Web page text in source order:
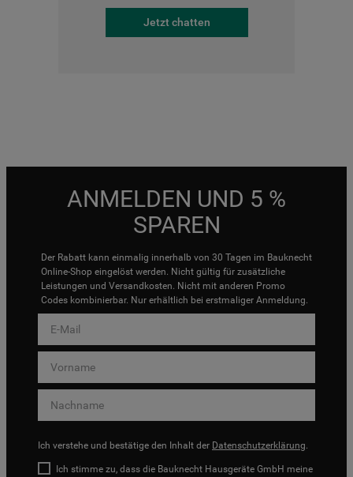
Jetzt chatten
ANMELDEN UND 5 %
SPAREN
Der Rabatt kann einmalig innerhalb von 30 Tagen im Bauknecht
Online-Shop eingelöst werden. Nicht gültig für zusätzliche
Leistungen und Versandkosten. Nicht mit anderen Promo
Codes kombinierbar. Nur erhältlich bei erstmaliger Anmeldung.
Ich verstehe und bestätige den Inhalt der Datenschutzerklärung.
Ich stimme zu, dass die Bauknecht Hausgeräte GmbH meine